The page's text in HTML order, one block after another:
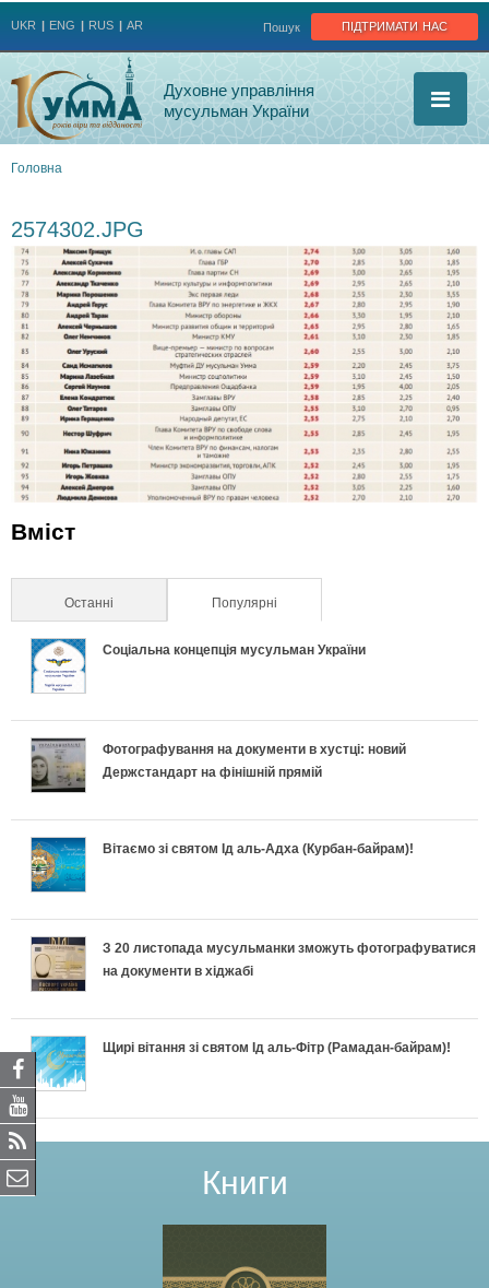
підтримати нас
Пошук
UKR ENG RUS AR
Духовне управління
мусульман України
тут
Головна
2574302.JPG
Вміст
Останні Популярні
Соціальна концепція мусульман України
Фотографування на документи в хустці: новий
Держстандарт на фінішній прямій
Вітаємо зі святом Ід аль-Адха (Курбан-байрам)!
З 20 листопада мусульманки зможуть фотографуватися
на документи в хіджабі
Щирі вітання зі святом Ід аль-Фітр (Рамадан-байрам)!
Книги